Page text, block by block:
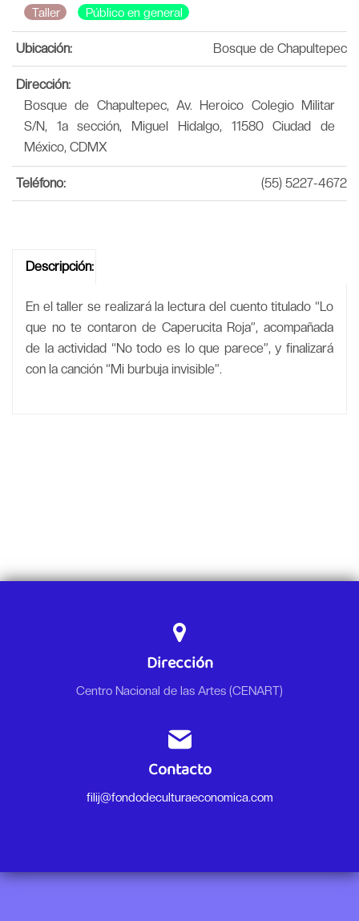
Taller Público en general
Ubicación: Bosque de Chapultepec
Dirección:
Bosque de Chapultepec, Av. Heroico Colegio Militar
S/N, 1a sección, Miguel Hidalgo, 11580 Ciudad de
México, CDMX
Teléfono: (55) 5227-4672
Descripción:
En el taller se realizará la lectura del cuento titulado “Lo
que no te contaron de Caperucita Roja”, acompañada
de la actividad “No todo es lo que parece”, y finalizará
con la canción “Mi burbuja invisible”.
Dirección
Centro Nacional de las Artes (CENART)
Contacto
filij@fondodeculturaeconomica.com